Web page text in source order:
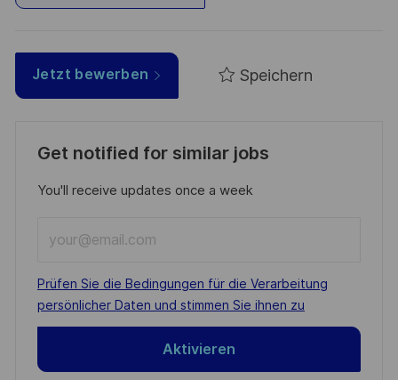
Jetzt bewerben Speichern
Get notified for similar jobs
You'll receive updates once a week
Email
address
(Required)
Required
Prüfen Sie die Bedingungen für die Verarbeitung
persönlicher Daten und stimmen Sie ihnen zu
Aktivieren